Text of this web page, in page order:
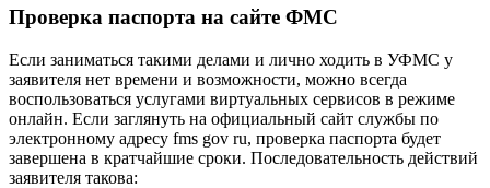
Проверка паспорта на сайте ФМС
Если заниматься такими делами и лично ходить в УФМС у
заявителя нет времени и возможности, можно всегда
воспользоваться услугами виртуальных сервисов в режиме
онлайн. Если заглянуть на официальный сайт службы по
электронному адресу fms gov ru, проверка паспорта будет
завершена в кратчайшие сроки. Последовательность действий
заявителя такова: